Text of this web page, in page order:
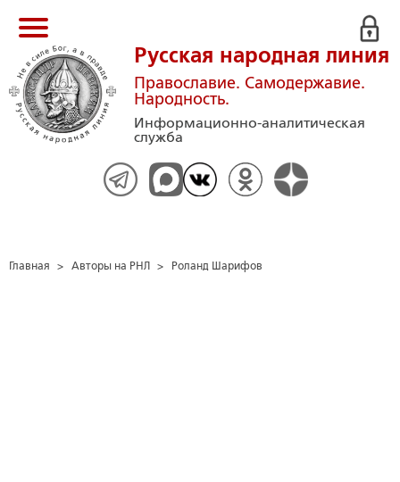
Русская народная линия
Православие. Самодержавие.
Народность.
Информационно-аналитическая
служба
Главная > Авторы на РНЛ > Роланд Шарифов